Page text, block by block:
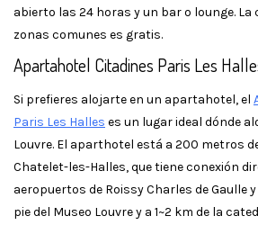
abierto las 24 horas y un bar o lounge. La
zonas comunes es gratis.
Apartahotel Citadines Paris Les
Si prefieres alojarte en un apartahotel, el
Paris Les Halles es un lugar ideal dónde
Louvre. El aparthotel está a 200 metros
Chatelet-les-Halles, que tiene conexión
aeropuertos de Roissy Charles de Gaulle
pie del Museo Louvre y a 1~2 km de la